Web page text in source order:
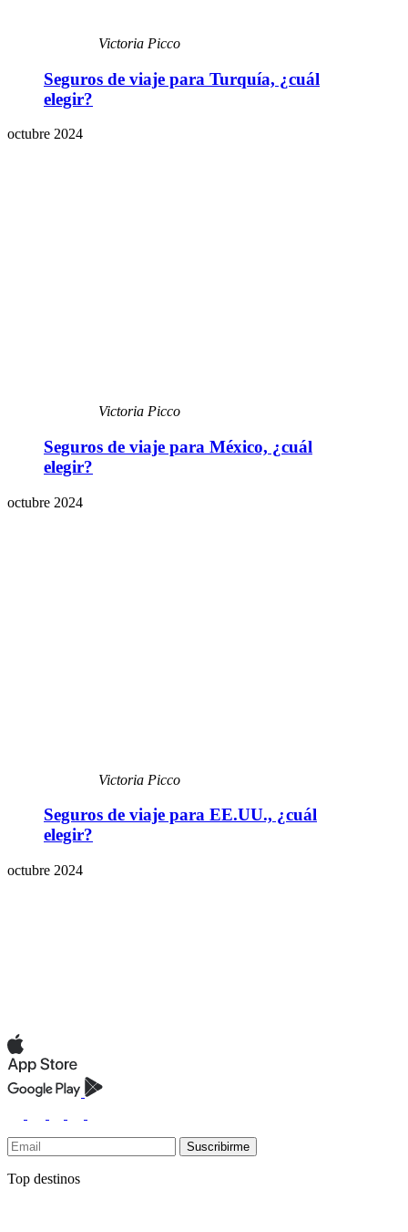
Victoria Picco
Seguros de viaje para Turquía, ¿cuál
elegir?
octubre 2024
Victoria Picco
Seguros de viaje para México, ¿cuál
elegir?
octubre 2024
Victoria Picco
Seguros de viaje para EE.UU., ¿cuál
elegir?
octubre 2024
Suscribirme
Top destinos